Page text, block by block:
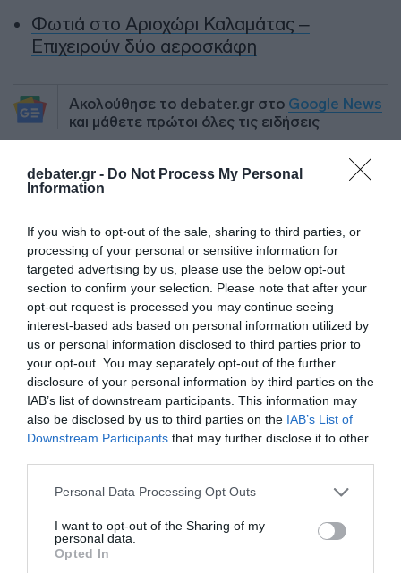
debater.gr - Do Not Process My Personal
Information
If you wish to opt-out of the sale, sharing to third parties, or
processing of your personal or sensitive information for
targeted advertising by us, please use the below opt-out
section to confirm your selection. Please note that after your
opt-out request is processed you may continue seeing
interest-based ads based on personal information utilized by
us or personal information disclosed to third parties prior to
your opt-out. You may separately opt-out of the further
disclosure of your personal information by third parties on the
IAB’s list of downstream participants. This information may
also be disclosed by us to third parties on the IAB’s List of
Downstream Participants that may further disclose it to other
Please note that this website/app uses one or more Google
not limited to your visit or usage behaviour. You may click to
grant or deny consent to Google and its third-party tags to
use your data for below specified purposes in below Google
Personal Data Processing Opt Outs
I want to opt-out of the Sharing of my
personal data.
Opted In
Φωτιά στο Αριοχώρι Καλαμάτας –
Επιχειρούν δύο αεροσκάφη
Ακολούθησε το debater.gr στο Google News
και μάθετε πρώτοι όλες τις ειδήσεις
Share Tweet
ΒΡΑΒΕΙΑ